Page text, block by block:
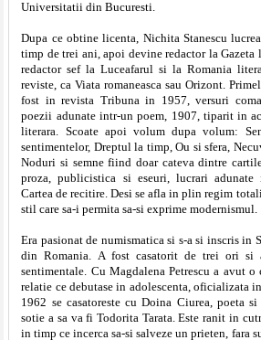
Universitatii din Bucuresti.
Dupa ce obtine licenta, Nichita Stanescu
timp de trei ani, apoi devine redactor la Gazeta
redactor sef la Luceafarul si la Romania
reviste, ca Viata romaneasca sau Orizont.
fost in revista Tribuna in 1957, versuri
poezii adunate intr-un poem, 1907, tiparit in
literara. Scoate apoi volum dupa volum:
sentimentelor, Dreptul la timp, Ou si sfera,
Noduri si semne fiind doar cateva dintre
proza, publicistica si eseuri, lucrari
Cartea de recitire. Desi se afla in plin regim
stil care sa-i permita sa-si exprime modernismul.
Era pasionat de numismatica si s-a si inscris in
din Romania. A fost casatorit de trei ori
sentimentale. Cu Magdalena Petrescu a avut
relatie ce debutase in adolescenta, oficializata
1962 se casatoreste cu Doina Ciurea, poeta
sotie a sa va fi Todorita Tarata. Este ranit in
in timp ce incerca sa-si salveze un prieten, fara